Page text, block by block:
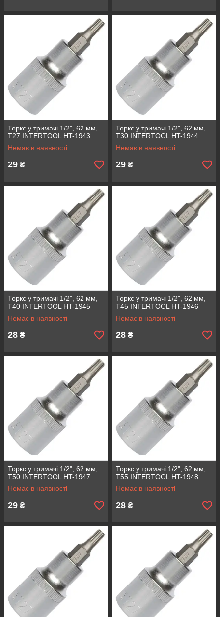
Торкс у тримачі 1/2", 62 мм,
Т27 INTERTOOL HT-1943
Немає в наявності
29 ₴
Торкс у тримачі 1/2", 62 мм,
Т30 INTERTOOL HT-1944
Немає в наявності
29 ₴
Торкс у тримачі 1/2", 62 мм,
Т40 INTERTOOL HT-1945
Немає в наявності
28 ₴
Торкс у тримачі 1/2", 62 мм,
Т45 INTERTOOL HT-1946
Немає в наявності
28 ₴
Торкс у тримачі 1/2", 62 мм,
Т50 INTERTOOL HT-1947
Немає в наявності
29 ₴
Торкс у тримачі 1/2", 62 мм,
Т55 INTERTOOL HT-1948
Немає в наявності
28 ₴